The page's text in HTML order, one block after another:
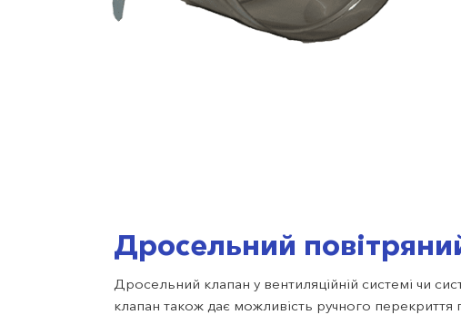
Дросельний
Дросельний клапан у вентиляційній системі чи
клапан також дає можливість ручного